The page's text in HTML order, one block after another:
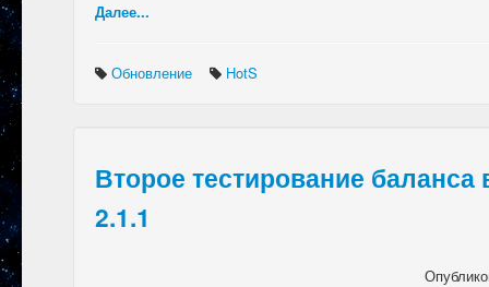
Далее...
Обновление HotS
Второе тестирование
2.1.1